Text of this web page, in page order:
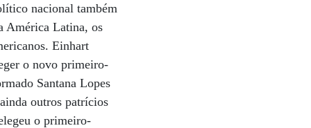
nacional também
América Latina, os
Einhart
o novo primeiro-
Santana Lopes
outros patrícios
o primeiro-